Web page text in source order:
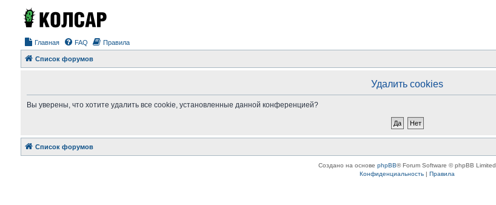
Главная FAQ Правила
Список форумов
Удалить cookies
Вы уверены, что хотите удалить все cookie, установленные данной конференцией?
Список форумов
Создано на основеphpBB® Forum Software © phpBB Limited
Конфиденциальность |Правила